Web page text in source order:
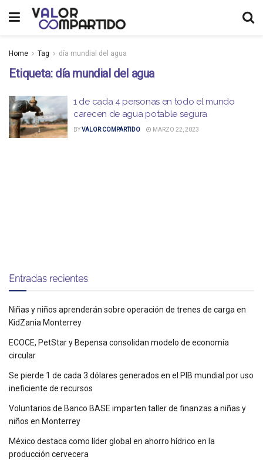
Home Tag día mundial del agua
Etiqueta: día mundial del agua
1 de cada 4 personas en todo el mundo
carecen de agua potable segura
BYVALOR COMPARTIDO MARZO 22, 2023
Entradas recientes
Niñas y niños aprenderán sobre operación de trenes de carga en
KidZania Monterrey
ECOCE, PetStar y Bepensa consolidan modelo de economía
circular
Se pierde 1 de cada 3 dólares generados en el PIB mundial por uso
ineficiente de recursos
Voluntarios de Banco BASE imparten taller de finanzas a niñas y
niños en Monterrey
México destaca como líder global en ahorro hídrico en la
producción cervecera